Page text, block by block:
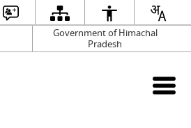
Government of Himachal
Pradesh